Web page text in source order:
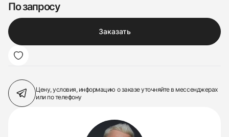
По запросу
Заказать
Цену, условия, информацию о заказеуточняйте в мессенджерах
или по телефону